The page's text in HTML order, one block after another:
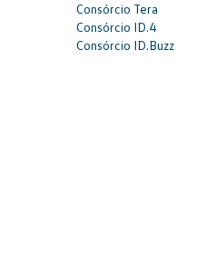
Consórcio Tera
Consórcio ID.4
Consórcio ID.Buzz